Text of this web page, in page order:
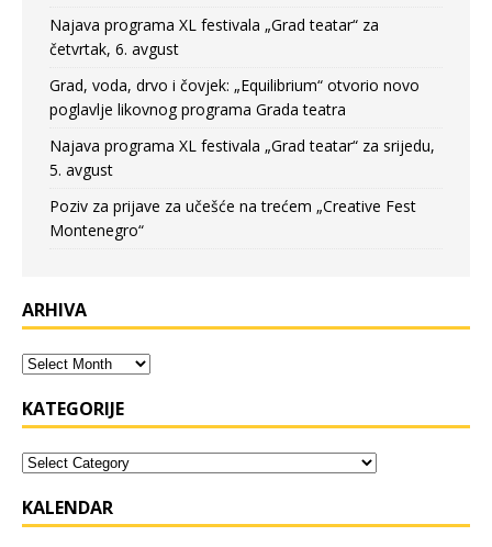
Najava programa XL festivala „Grad teatar“ za
četvrtak, 6. avgust
Grad, voda, drvo i čovjek: „Equilibrium“ otvorio novo
poglavlje likovnog programa Grada teatra
Najava programa XL festivala „Grad teatar“ za srijedu,
5. avgust
Poziv za prijave za učešće na trećem „Creative Fest
Montenegro“
ARHIVA
KATEGORIJE
KALENDAR